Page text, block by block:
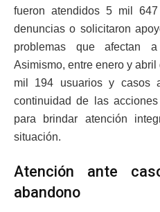
fueron atendidos 5 mil
denuncias o solicitaron
problemas que afectan
Asimismo, entre enero y
mil 194 usuarios y casos
continuidad de las
para brindar atención
situación.
Atención ante
abandono